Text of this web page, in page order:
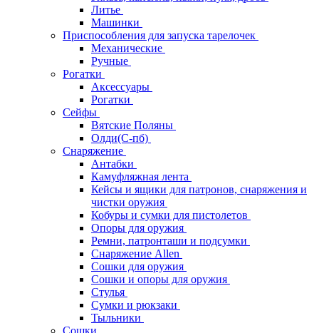
Литье
Машинки
Приспособления для запуска тарелочек
Механические
Ручные
Рогатки
Аксессуары
Рогатки
Сейфы
Вятские Поляны
Олди(С-пб)
Снаряжение
Антабки
Камуфляжная лента
Кейсы и ящики для патронов, снаряжения и
чистки оружия
Кобуры и сумки для пистолетов
Опоры для оружия
Ремни, патронташи и подсумки
Снаряжение Allen
Сошки для оружия
Сошки и опоры для оружия
Стулья
Сумки и рюкзаки
Тыльники